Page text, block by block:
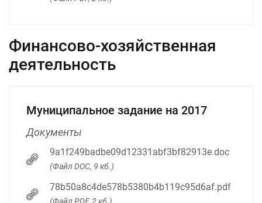
Финансово-хозяйственная
деятельность
Муниципальное задание на 2017
Документы
9a1f249badbe09d12331abf3bf82913e.doc
(Файл DOC, 9 кб.)
78b50a8c4de578b5380b4b119c95d6af.pdf
(Файл PDF, 2 кб.)